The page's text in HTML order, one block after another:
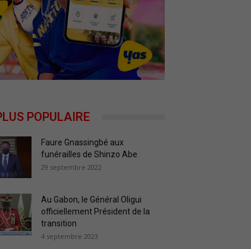
POPULAIRE
Faure Gnassingbé aux
funérailles de Shinzo Abe
29 septembre 2022
Au Gabon, le Général Oligui
officiellement Président de la
transition
4 septembre 2023